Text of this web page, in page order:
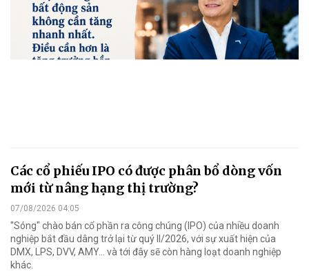
Các cổ phiếu IPO có được phân bổ dòng vốn
mới từ nâng hạng thị trường?
07/08/2026 04:05
"Sóng" chào bán cổ phần ra công chúng (IPO) của nhiều doanh
nghiệp bắt đầu dâng trở lại từ quý II/2026, với sự xuất hiện của
DMX, LPS, DVV, AMY... và tới đây sẽ còn hàng loạt doanh nghiệp
khác.